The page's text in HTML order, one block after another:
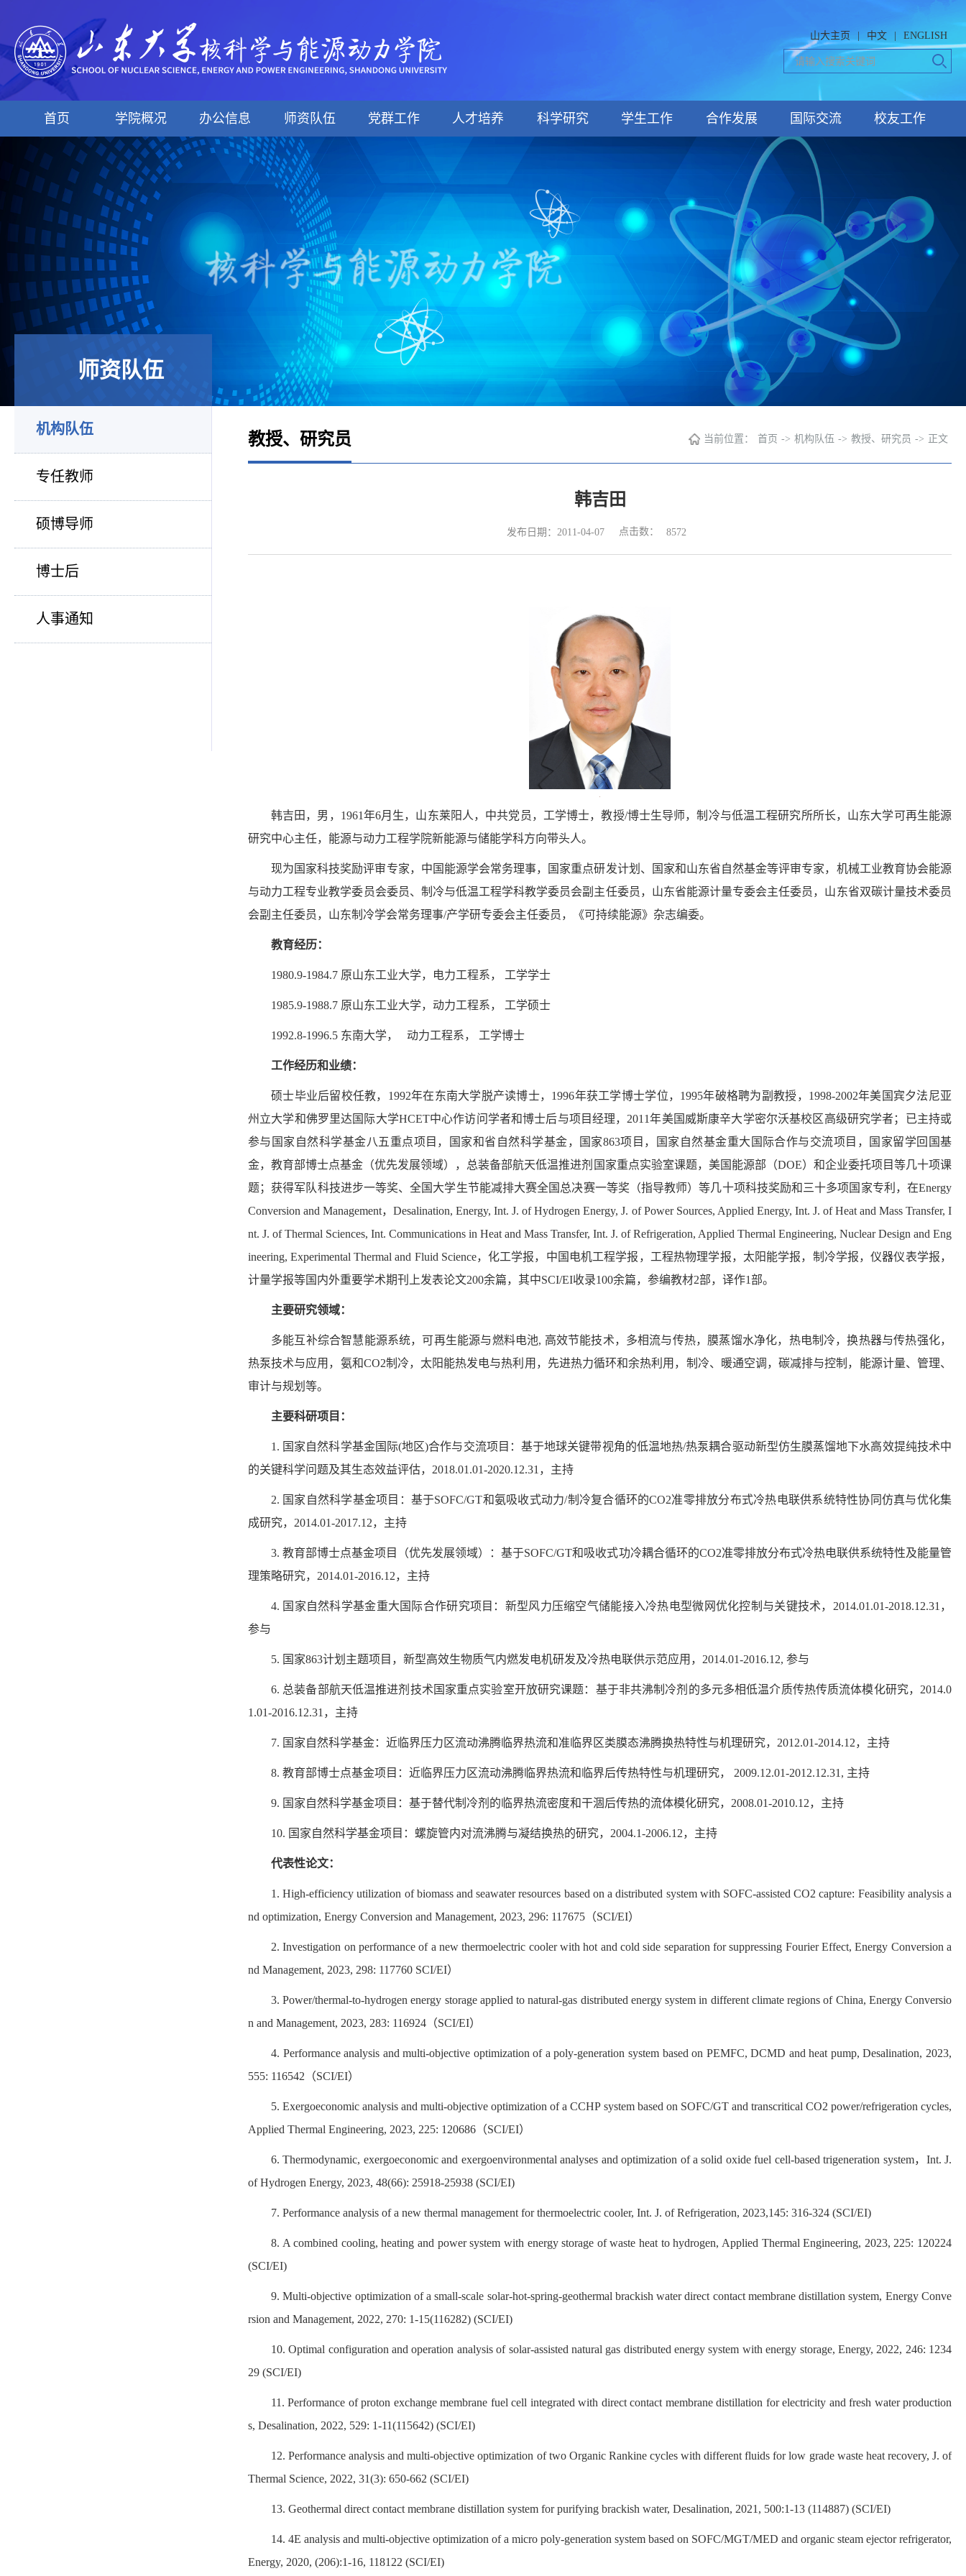
山大主页 中文 ENGLISH
首页 学院概况 办公信息 师资队伍 党群工作 人才培养 科学研究 学生工作 合作发展 国际交流 校友工作
师资队伍
机构队伍
专任教师
硕博导师
博士后
人事通知
教授、研究员 当前位置： 首页 -> 机构队伍 -> 教授、研究员 -> 正文
韩吉田
发布日期：2011-04-07 点击数： 8572
韩吉田，男，1961年6月生，山东莱阳人，中共党员，工学博士，教授/博士生导师，制冷与低温工程研究所所长，山东大学可再生能源
研究中心主任，能源与动力工程学院新能源与储能学科方向带头人。
现为国家科技奖励评审专家，中国能源学会常务理事，国家重点研发计划、国家和山东省自然基金等评审专家，机械工业教育协会能源
与动力工程专业教学委员会委员、制冷与低温工程学科教学委员会副主任委员，山东省能源计量专委会主任委员，山东省双碳计量技术委员
会副主任委员，山东制冷学会常务理事/产学研专委会主任委员，《可持续能源》杂志编委。
教育经历：
1980.9-1984.7 原山东工业大学，电力工程系， 工学学士
1985.9-1988.7 原山东工业大学，动力工程系， 工学硕士
1992.8-1996.5 东南大学， 动力工程系， 工学博士
工作经历和业绩：
硕士毕业后留校任教，1992年在东南大学脱产读博士，1996年获工学博士学位，1995年破格聘为副教授，1998-2002年美国 宾夕法尼亚
州立大学和佛罗里达国际大学HCET中心作访问学者和博士后与项目经理，2011年美国威斯康辛大学密尔沃基校区高级研究学者；已主持或
参与国家自然科学基金八五重点项目，国家和省自然科学基金，国家863项目，国家自然基金重大国际合作与交流项目，国家留学回国基
金，教育部博士点基金（优先发展领域），总装备部航天低温推进剂国家重点实验室课题，美国能源部（DOE）和企业委托项目等几十项课
题；获得军队科技进步一等奖、全国大学生节能减排大赛全国总决赛一等奖（指导教师）等几十项科技奖励和三十多项国家专利，在Energy
Conversion and Management，Desalination, Energy, Int. J. of Hydrogen Energy, J. of Power Sources, Applied Energy, Int. J. of Heat and Mass Transfer, I
nt. J. of Thermal Sciences, Int. Communications in Heat and Mass Transfer, Int. J. of Refrigeration, Applied Thermal Engineering, Nuclear Design and Eng
ineering, Experimental Thermal and Fluid Science，化工学报，中国电机工程学报，工程热物理学报，太阳能学报，制冷学报，仪器仪表学报，
计量学报等国内外重要学术期刊上发表论文200余篇，其中SCI/EI收录100余篇，参编教材2部，译作1部。
主要研究领域：
多能互补综合智慧能源系统，可再生能源与燃料电池, 高效节能技术，多相流与传热，膜蒸馏水净化，热电制冷，换热器与传热强化，
热泵技术与应用，氨和CO2制冷，太阳能热发电与热利用，先进热力循环和余热利用，制冷、暖通空调，碳减排与控制，能源计量、管理、
审计与规划等。
主要科研项目：
1. 国家自然科学基金国际(地区)合作与交流项目：基于地球关键带视角的低温地热/热泵耦合驱动新型仿生膜蒸馏地下水高效提纯技术中
的关键科学问题及其生态效益评估，2018.01.01-2020.12.31，主持
2. 国家自然科学基金项目：基于SOFC/GT和氨吸收式动力/制冷复合循环的CO2准零排放分布式冷热电联供系统特性协同仿真与优化集
成研究，2014.01-2017.12，主持
3. 教育部博士点基金项目（优先发展领域）：基于SOFC/GT和吸收式功冷耦合循环的CO2准零排放分布式冷热电联供系统特性及能量管
理策略研究，2014.01-2016.12，主持
4. 国家自然科学基金重大国际合作研究项目：新型风力压缩空气储能接入冷热电型微网优化控制与关键技术，2014.01.01-2018.12.31，
参与
5. 国家863计划主题项目，新型高效生物质气内燃发电机研发及冷热电联供示范应用，2014.01-2016.12, 参与
6. 总装备部航天低温推进剂技术国家重点实验室开放研究课题：基于非共沸制冷剂的多元多相低温介质传热传质流体模化研究，2014.0
1.01-2016.12.31，主持
7. 国家自然科学基金：近临界压力区流动沸腾临界热流和准临界区类膜态沸腾换热特性与机理研究，2012.01-2014.12，主持
8. 教育部博士点基金项目：近临界压力区流动沸腾临界热流和临界后传热特性与机理研究， 2009.12.01-2012.12.31, 主持
9. 国家自然科学基金项目：基于替代制冷剂的临界热流密度和干涸后传热的流体模化研究，2008.01-2010.12，主持
10. 国家自然科学基金项目：螺旋管内对流沸腾与凝结换热的研究，2004.1-2006.12，主持
代表性论文：
1. High-efficiency utilization of biomass and seawater resources based on a distributed system with SOFC-assisted CO2 capture: Feasibility analysis a
nd optimization, Energy Conversion and Management, 2023, 296: 117675（SCI/EI）
2. Investigation on performance of a new thermoelectric cooler with hot and cold side separation for suppressing Fourier Effect, Energy Conversion a
nd Management, 2023, 298: 117760 SCI/EI）
3. Power/thermal-to-hydrogen energy storage applied to natural-gas distributed energy system in different climate regions of China, Energy Conversio
n and Management, 2023, 283: 116924（SCI/EI）
4. Performance analysis and multi-objective optimization of a poly-generation system based on PEMFC, DCMD and heat pump, Desalination, 2023,
555: 116542（SCI/EI）
5. Exergoeconomic analysis and multi-objective optimization of a CCHP system based on SOFC/GT and transcritical CO2 power/refrigeration cycles,
Applied Thermal Engineering, 2023, 225: 120686（SCI/EI）
6. Thermodynamic, exergoeconomic and exergoenvironmental analyses and optimization of a solid oxide fuel cell-based trigeneration system，Int. J.
of Hydrogen Energy, 2023, 48(66): 25918-25938 (SCI/EI)
7. Performance analysis of a new thermal management for thermoelectric cooler, Int. J. of Refrigeration, 2023,145: 316-324 (SCI/EI)
8. A combined cooling, heating and power system with energy storage of waste heat to hydrogen, Applied Thermal Engineering, 2023, 225: 120224
(SCI/EI)
9. Multi-objective optimization of a small-scale solar-hot-spring-geothermal brackish water direct contact membrane distillation system, Energy Conve
rsion and Management, 2022, 270: 1-15(116282) (SCI/EI)
10. Optimal configuration and operation analysis of solar-assisted natural gas distributed energy system with energy storage, Energy, 2022, 246: 1234
29 (SCI/EI)
11. Performance of proton exchange membrane fuel cell integrated with direct contact membrane distillation for electricity and fresh water production
s, Desalination, 2022, 529: 1-11(115642) (SCI/EI)
12. Performance analysis and multi-objective optimization of two Organic Rankine cycles with different fluids for low grade waste heat recovery, J. of
Thermal Science, 2022, 31(3): 650-662 (SCI/EI)
13. Geothermal direct contact membrane distillation system for purifying brackish water, Desalination, 2021, 500:1-13 (114887) (SCI/EI)
14. 4E analysis and multi-objective optimization of a micro poly-generation system based on SOFC/MGT/MED and organic steam ejector refrigerator,
Energy, 2020, (206):1-16, 118122 (SCI/EI)